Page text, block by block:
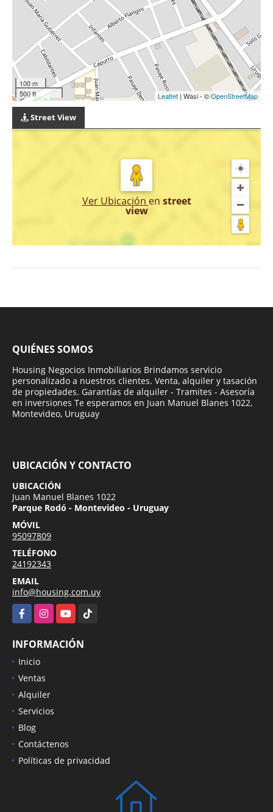
100 m
500 ft
Leaflet | Wasi - ©OpenStreetMap
Street View
Ver Ubicación en street
view
QUIÉNES SOMOS
Housing Negocios Inmobiliarios Brindamos servicio
personalizado a nuestros clientes. Venta, alquiler y tasación
de propiedades. Garantías de alquiler - Tramites - Asesoría
en inversiones Te esperamos en Juan Manuel Blanes 1022,
Montevideo, Uruguay
UBICACIÓN Y CONTACTO
UBICACIÓN
Juan Manuel Blanes 1022
Parque Rodó - Montevideo - Uruguay
MÓVIL
95097809
TELÉFONO
24192343
EMAIL
info@housing.com.uy
FacebookInstagramYouTubeTikTok
INFORMACIÓN
Inicio
Ventas
Alquiler
Servicios
Blog
Contáctenos
Políticas de privacidad